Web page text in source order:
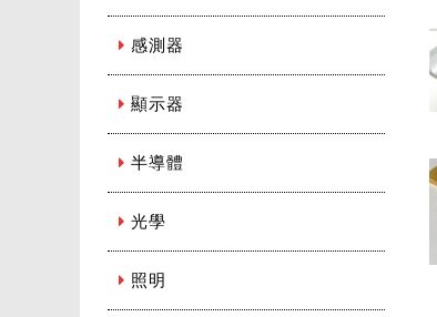
感測器
顯示器
半導體
光學
照明